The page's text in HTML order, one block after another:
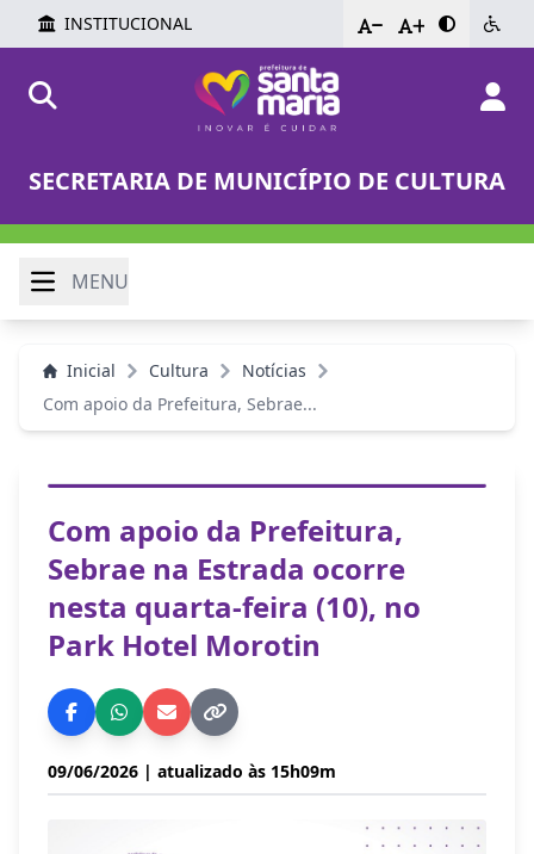
INSTITUCIONAL - +
SECRETARIA DE MUNICÍPIO DE CULTURA
MENU
Inicial Cultura
Notícias
Com apoio da Prefeitura, Sebrae...
Com apoio da Prefeitura,
Sebrae na Estrada ocorre
nesta quarta-feira (10), no
Park Hotel Morotin
09/06/2026 | atualizado às 15h09m